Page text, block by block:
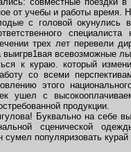
от учебы и работы время.
с головой
трех лет перевели
всевозможные
к кураю. который
со всеми
этого
ушел с
продукции.
Буквально на себе
сценической
сумел популяризовать